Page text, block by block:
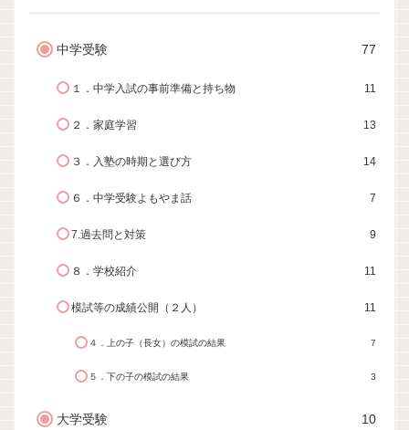
中学受験 77
１．中学入試の事前準備と持ち物 11
２．家庭学習 13
３．入塾の時期と選び方 14
６．中学受験よもやま話 7
7.過去問と対策 9
８．学校紹介 11
模試等の成績公開（２人） 11
４．上の子（長女）の模試の結果 7
５．下の子の模試の結果 3
大学受験 10